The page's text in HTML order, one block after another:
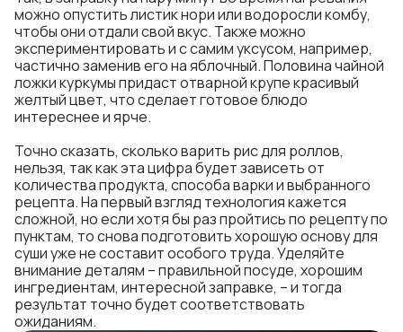
можно опустить листик нори или водоросли комбу,
чтобы они отдали свой вкус. Также можно
экспериментировать и с самим уксусом, например,
частично заменив его на яблочный. Половина чайной
ложки куркумы придаст отварной крупе красивый
желтый цвет, что сделает готовое блюдо
интереснее и ярче.
Точно сказать, сколько варить рис для роллов,
нельзя, так как эта цифра будет зависеть от
количества продукта, способа варки и выбранного
рецепта. На первый взгляд технология кажется
сложной, но если хотя бы раз пройтись по рецепту по
пунктам, то снова подготовить хорошую основу для
суши уже не составит особого труда. Уделяйте
внимание деталям – правильной посуде, хорошим
ингредиентам, интересной заправке, – и тогда
результат точно будет соответствовать
ожиданиям.